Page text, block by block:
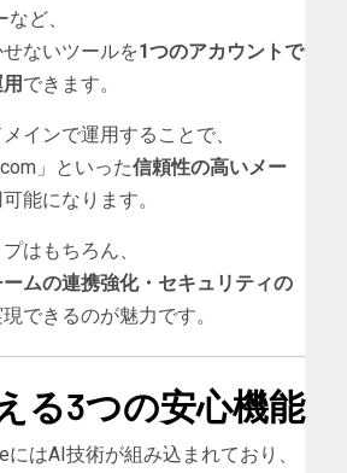
ど、
ないツールを1つのアカウントで
できます。
インで運用することで、
」といった信頼性の高いメー
能になります。
はもちろん、
ムの連携強化・セキュリティの
できるのが魅力です。
る3つの安心機能
にはAI技術が組み込まれており、